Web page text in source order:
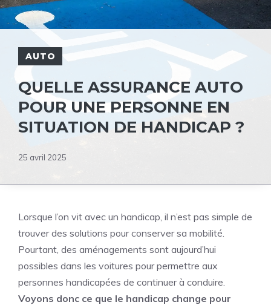
AUTO
QUELLE ASSURANCE AUTO
POUR UNE PERSONNE EN
SITUATION DE HANDICAP ?
25 avril 2025
Lorsque l’on vit avec un handicap, il n’est pas simple de
trouver des solutions pour conserver sa mobilité.
Pourtant, des aménagements sont aujourd’hui
possibles dans les voitures pour permettre aux
personnes handicapées de continuer à conduire.
Voyons donc ce que le handicap change pour